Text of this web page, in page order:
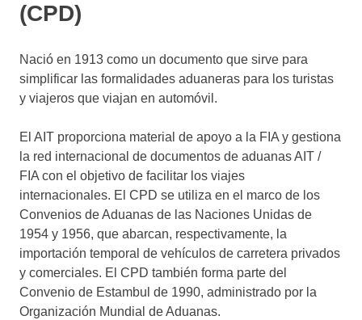
(CPD)
Nació en 1913 como un documento que sirve para
simplificar las formalidades aduaneras para los turistas
y viajeros que viajan en automóvil.
El AIT proporciona material de apoyo a la FIA y gestiona
la red internacional de documentos de aduanas AIT /
FIA con el objetivo de facilitar los viajes
internacionales. El CPD se utiliza en el marco de los
Convenios de Aduanas de las Naciones Unidas de
1954 y 1956, que abarcan, respectivamente, la
importación temporal de vehículos de carretera privados
y comerciales. El CPD también forma parte del
Convenio de Estambul de 1990, administrado por la
Organización Mundial de Aduanas.